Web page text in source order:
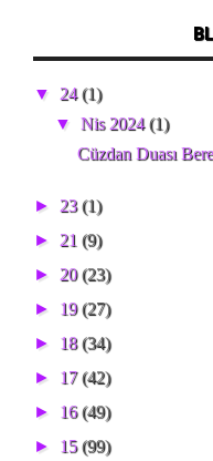
▼ 24(1)
▼Nis 2024(1)
Cüzdan Duası
► 23(1)
► 21 (9)
► 20(23)
► 19(27)
► 18(34)
► 17(42)
► 16(49)
► 15(99)